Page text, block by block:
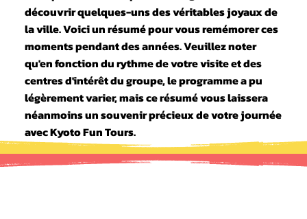
découvrir quelques-uns des véritables joyaux de
la ville. Voici un résumé pour vous remémorer ces
moments pendant des années. Veuillez noter
qu'en fonction du rythme de votre visite et des
centres d'intérêt du groupe, le programme a pu
légèrement varier, mais ce résumé vous laissera
néanmoins un souvenir précieux de votre journée
avec Kyoto Fun Tours.